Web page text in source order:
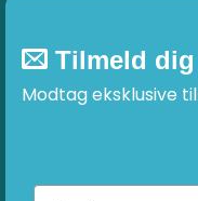
Tilmeld
Modtag eksklusive